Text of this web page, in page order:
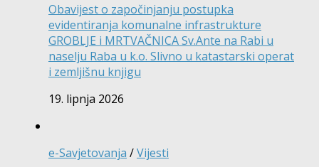
Obavijest o započinjanju postupka
evidentiranja komunalne infrastrukture
GROBLJE i MRTVAČNICA Sv.Ante na Rabi u
naselju Raba u k.o. Slivno u katastarski operat
i zemljišnu knjigu
19. lipnja 2026
e-Savjetovanja /Vijesti